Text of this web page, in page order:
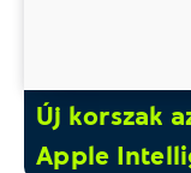
Új korszak
Apple